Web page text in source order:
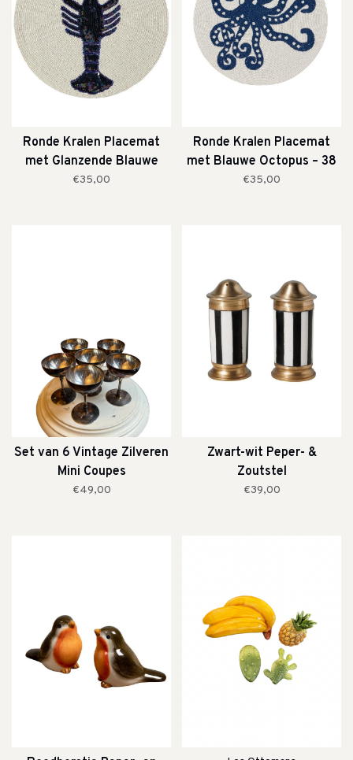
Ronde Kralen Placemat
met Glanzende Blauwe
Kreeft – 38 cm
€35,00
Ronde Kralen Placemat
met Blauwe Octopus – 38
cm
€35,00
Set van 6 Vintage Zilveren
Mini Coupes
€49,00
Zwart-wit Peper- &
Zoutstel
€39,00